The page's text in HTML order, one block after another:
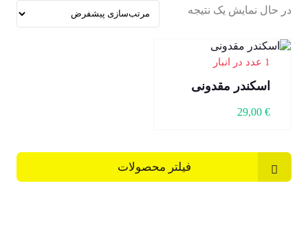
در حال نمایش یک نتیجه
1 عدد در انبار
اسکندر مقدونی
29,00 €
فیلتر محصولات